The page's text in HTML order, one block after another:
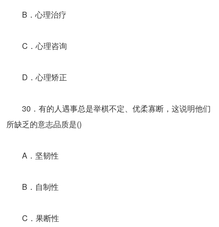
B．心理治疗
C．心理咨询
D．心理矫正
30．有的人遇事总是举棋不定、优柔寡断，这说明他们
所缺乏的意志品质是()
A．坚韧性
B．自制性
C．果断性